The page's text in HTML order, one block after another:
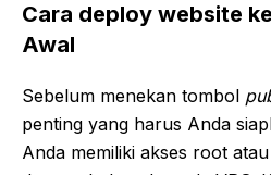
Cara deploy website
Awal
Sebelum menekan tombol
penting yang harus Anda
Anda memiliki akses root